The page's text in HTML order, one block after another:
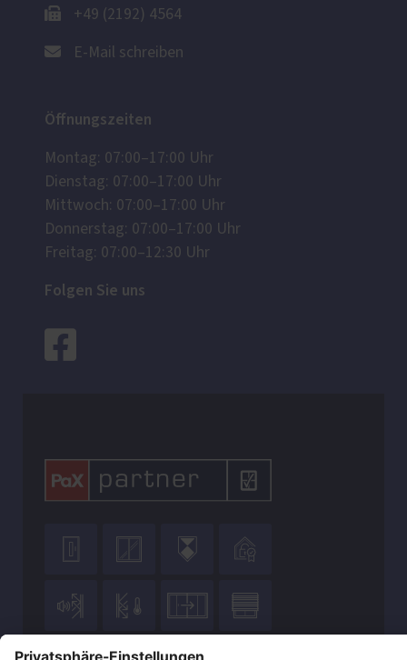
+49 (2192) 4564
E-Mail schreiben
Öffnungszeiten
Montag: 07:00–17:00 Uhr
Dienstag: 07:00–17:00 Uhr
Mittwoch: 07:00–17:00 Uhr
Donnerstag: 07:00–17:00 Uhr
Freitag: 07:00–12:30 Uhr
Folgen Sie uns
  
   